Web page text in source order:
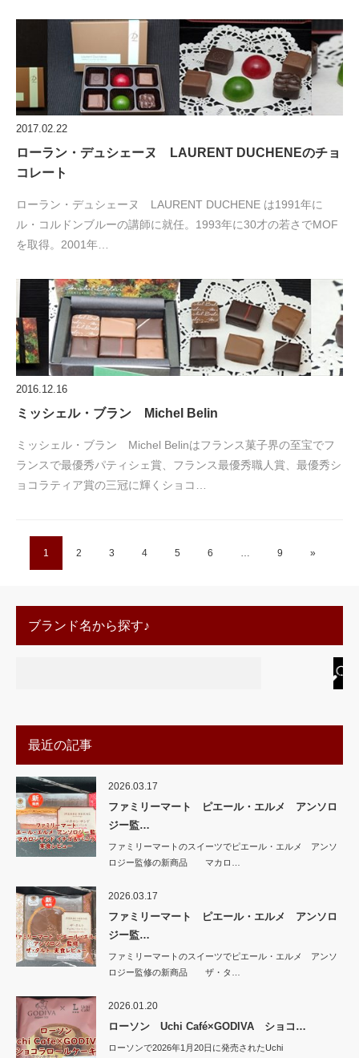
2017.02.22
ローラン・デュシェーヌ LAURENT DUCHENEのチョ
コレート
ローラン・デュシェーヌ LAURENT DUCHENE は1991年に
ル・コルドンブルーの講師に就任。1993年に30才の若さでMOF
を取得。2001年…
2016.12.16
ミッシェル・ブラン Michel Belin
ミッシェル・ブラン Michel Belinはフランス菓子界の至宝でフ
ランスで最優秀パティシェ賞、フランス最優秀職人賞、最優秀シ
ョコラティア賞の三冠に輝くショコ…
1 2 3 4 5 6 … 9 »
ブランド名から探す♪
最近の記事
2026.03.17
ファミリーマート ピエール・エルメ アンソロ
ジー監…
ファミリーマートのスイーツでピエール・エルメ アンソ
ロジー監修の新商品 マカロ…
2026.03.17
ファミリーマート ピエール・エルメ アンソロ
ジー監…
ファミリーマートのスイーツでピエール・エルメ アンソ
ロジー監修の新商品 ザ・タ…
2026.01.20
ローソン Uchi Café×GODIVA ショコ…
ローソンで2026年1月20日に発売されたUchi